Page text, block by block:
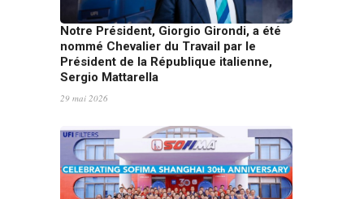
Notre Président, Giorgio Girondi, a été
nommé Chevalier du Travail par le
Président de la République italienne,
Sergio Mattarella
29 mai 2026